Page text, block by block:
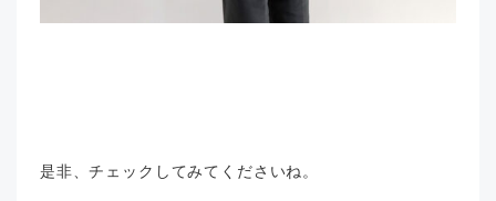
是非、チェックしてみてくださいね。